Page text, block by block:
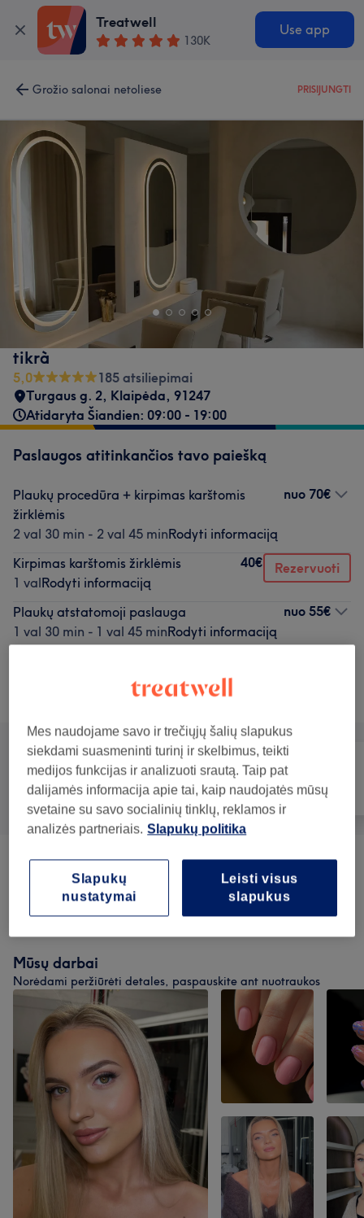
Treatwell
130K
Use app
Grožio salonai netoliese PRISIJUNGTI
tikrà
5,0
185 atsiliepimai
Turgaus g. 2, Klaipėda, 91247
Atidaryta Šiandien: 09:00 - 19:00
Paslaugos atitinkančios tavo paiešką
Plaukų procedūra + kirpimas karštomis
žirklėmis
2 val 30 min - 2 val 45 minRodyti informaciją
nuo 70€
Kirpimas karštomis žirklėmis
1 valRodyti informaciją
40€ Rezervuoti
Plaukų atstatomoji paslauga
1 val 30 min - 1 val 45 minRodyti informaciją
nuo 55€
Teikiamos paslaugos
Visos paslaugos Plaukai Nagai
Plaukų Procedūros
Mūsų darbai
Norėdami peržiūrėti detales, paspauskite ant nuotraukos
Mes naudojame savo ir trečiųjų šalių slapukus
siekdami suasmeninti turinį ir skelbimus, teikti
medijos funkcijas ir analizuoti srautą. Taip pat
dalijamės informacija apie tai, kaip naudojatės mūsų
svetaine su savo socialinių tinklų, reklamos ir
analizės partneriais. Slapukų politika
Leisti visus
slapukus
Slapukų
nustatymai